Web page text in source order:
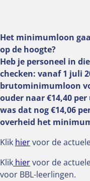
Het minimumloon
op de hoogte?
Heb je personeel in
checken: vanaf 1 juli
brutominimumloon
ouder naar €14,40
was dat nog €14,06
overheid het
Klik hiervoor de
Klik hiervoor de
voor BBL-leerlingen.